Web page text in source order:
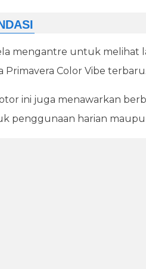
mengantre untuk melihat
Primavera Color Vibe
ini juga menawarkan
penggunaan harian